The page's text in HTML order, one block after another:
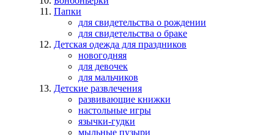
Папки
для свидетельства о рождении
для свидетельства о браке
Детская одежда для праздников
новогодняя
для девочек
для мальчиков
Детские развлечения
развивающие книжки
настольные игры
язычки-гудки
мыльные пузыри